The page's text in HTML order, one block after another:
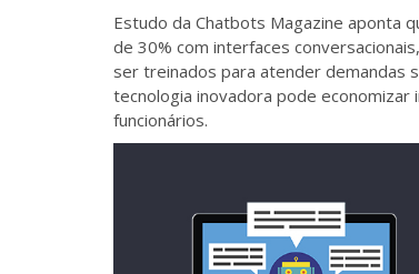
Estudo da Chatbots Magazine aponta
de 30% com interfaces
ser treinados para atender demandas
tecnologia inovadora pode
funcionários.